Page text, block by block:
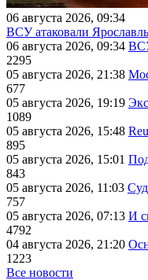
06 августа 2026, 09:34
ВСУ атаковали
06 августа 2026, 09:34
2295
05 августа 2026, 21:38
677
05 августа 2026, 19:19
1089
05 августа 2026, 15:48
895
05 августа 2026, 15:01
843
05 августа 2026, 11:03
757
05 августа 2026, 07:13 И
4792
04 августа 2026, 21:20
1223
Все новости